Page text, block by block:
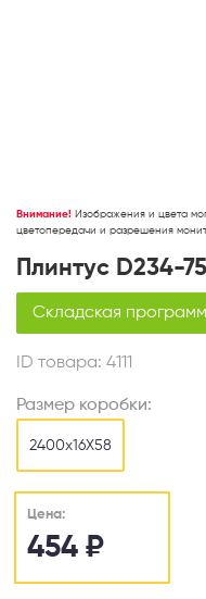
Внимание! Изображения и цвета
цветопередачи и разрешения
Плинтус D234-75
Складская
ID товара: 4111
Размер коробки:
2400х16Х58
Цена:
454 ₽